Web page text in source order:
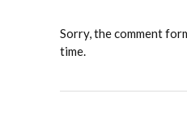
Sorry, the comment
time.